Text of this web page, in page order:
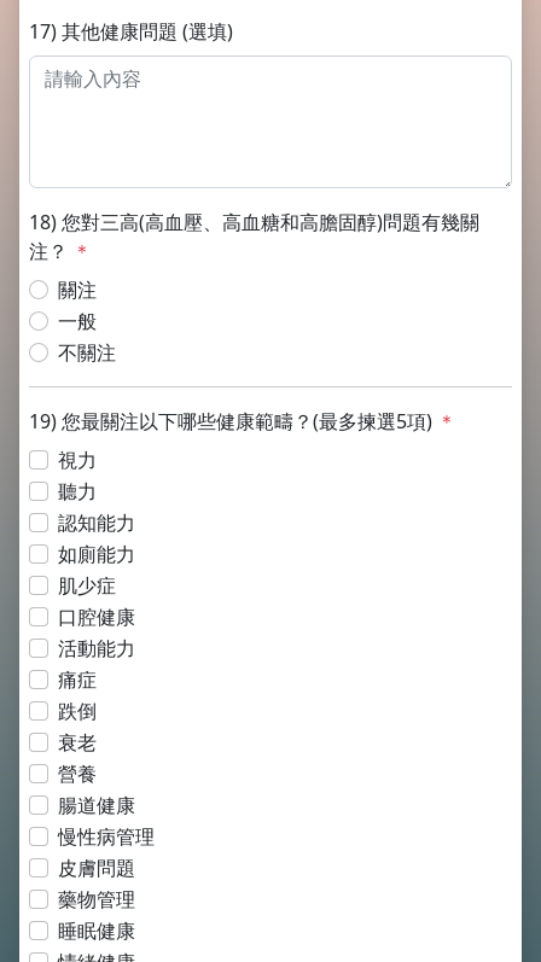
17) 其他健康問題 (選填)
18) 您對三高(高血壓、高血糖和高膽固醇)問題有幾關
注？ ＊
關注
一般
不關注
19) 您最關注以下哪些健康範疇？(最多揀選5項) ＊
視力
聽力
認知能力
如廁能力
肌少症
口腔健康
活動能力
痛症
跌倒
衰老
營養
腸道健康
慢性病管理
皮膚問題
藥物管理
睡眠健康